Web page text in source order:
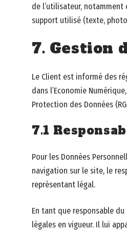
de l’utilisateur,
support utilisé (texte,
7. Gestion
Le Client est informé des
dans l’Economie
Protection des Données
7.1
Pour les Données
navigation sur le site, le
représentant légal.
En tant que responsable
légales en vigueur. Il lui